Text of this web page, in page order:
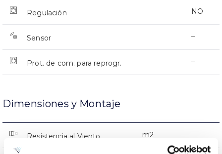
Regulación NO
Sensor –
Prot. de com. para reprogr. –
Dimensiones y Montaje
Resistencia al Viento -m2